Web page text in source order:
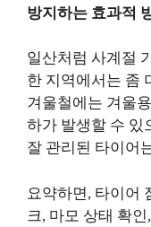
방지하는 효과적
일산처럼 사계절
한 지역에서는 좀
겨울철에는 겨울
하가 발생할 수 있
잘 관리된 타이어
요약하면, 타이어
크, 마모 상태 확